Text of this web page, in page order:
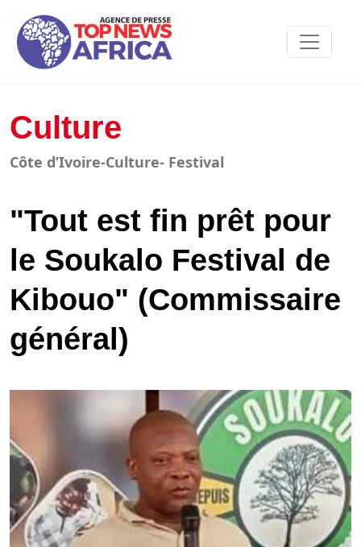
Culture
Côte d’Ivoire-Culture- Festival
"Tout est fin prêt pour
le Soukalo Festival de
Kibouo" (Commissaire
général)